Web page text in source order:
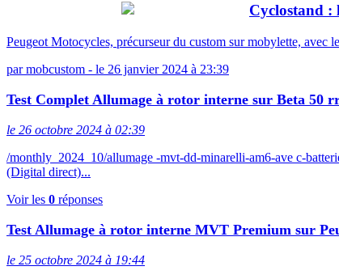
Cyclostand :
Peugeot Motocycles, précurseur du custom sur mobylette, avec
parmobcustom - le 26 janvier 2024 à 23:39
Test Complet Allumage à rotor interne sur Beta 50
le 26 octobre 2024 à 02:39
/monthly_2024_10/allumage -mvt-dd-minarelli-am6-ave c-
(Digital direct)...
Voir les 0 réponses
Test Allumage à rotor interne MVT Premium sur
le 25 octobre 2024 à 19:44